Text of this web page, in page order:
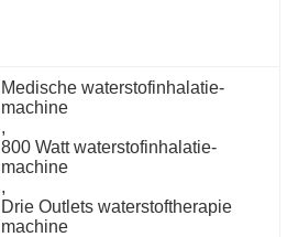
Medische waterstofinhalatie-
machine
,
800 Watt waterstofinhalatie-
machine
,
Drie Outlets waterstoftherapie
machine